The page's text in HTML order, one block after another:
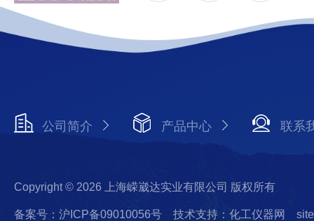
公司简介 产品中心 联系
Copyright © 2026 上海嵘崴达实业有限公司 版权所有
备案号：沪ICP备09010056号 技术支持：化工仪器网